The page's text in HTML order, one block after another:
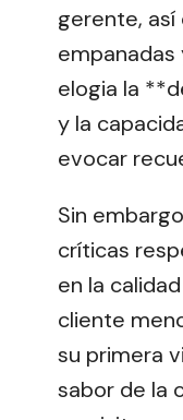
gerente, así
elogia la
y la
evocar
Sin
críticas
en la
cliente
su primera
sabor de la